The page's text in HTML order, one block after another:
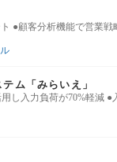
●顧客分析機能で営業
ム「みらいえ」
し入力負荷が70%軽減